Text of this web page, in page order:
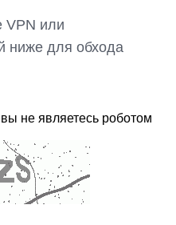
VPN или
ниже для обхода
не являетесь роботом